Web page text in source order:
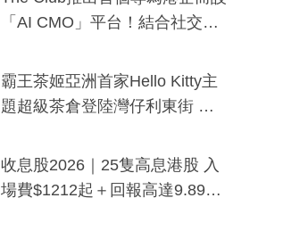
「AI CMO」平台！結合社交聆
分鐘生成「貼地」宣傳短片
霸王茶姬亞洲首家Hello Kitty主
題超級茶倉登陸灣仔利東街 推
y及香港限定特調系列
收息股2026｜25隻高息港股 入
場費$1212起＋回報高達9.89